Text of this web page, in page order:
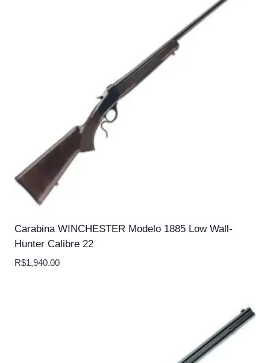
Carabina WINCHESTER Modelo 1885 Low Wall-
Hunter Calibre 22
R$1,940.00